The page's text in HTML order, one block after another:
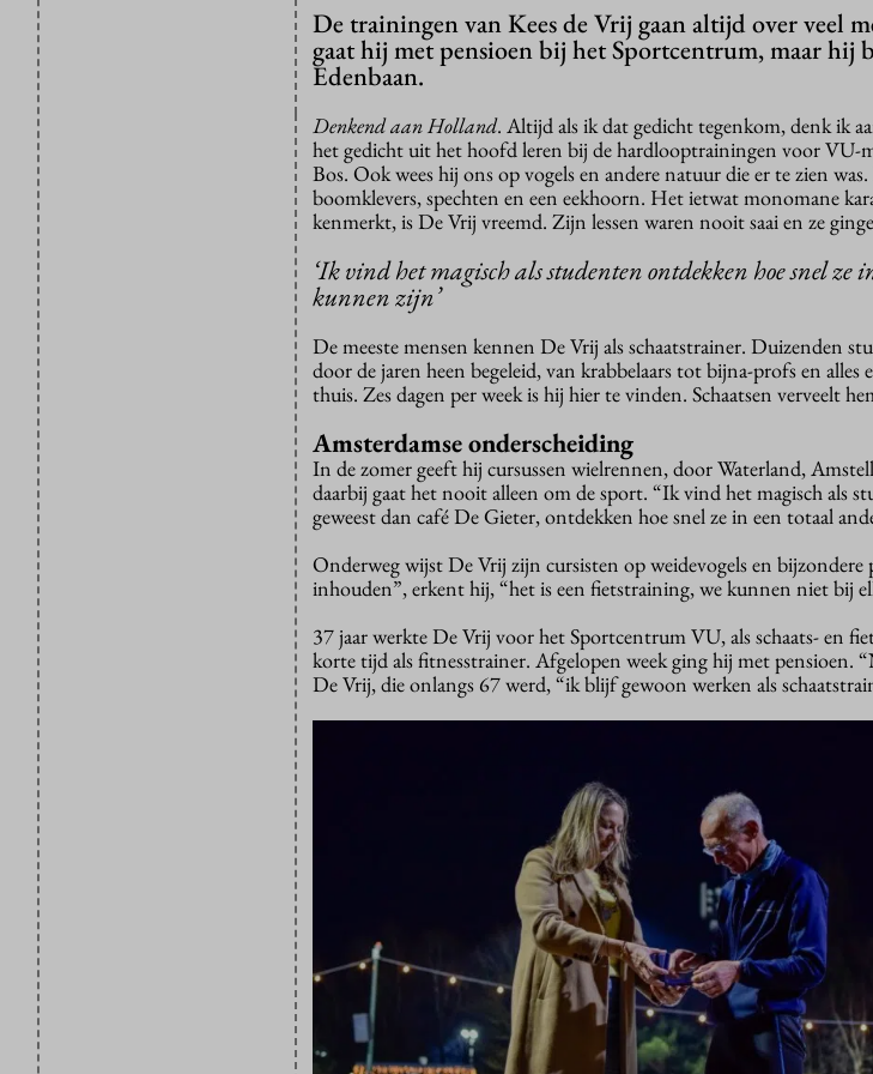
De trainingen van Kees de Vrij gaan altijd over veel
gaat hij met pensioen bij het Sportcentrum, maar hij
Edenbaan.
Denkend aan Holland. Altijd als ik dat gedicht tegenkom, denk ik
het gedicht uit het hoofd leren bij de hardlooptrainingen voor VU-
Bos. Ook wees hij ons op vogels en andere natuur die er te zien
boomklevers, spechten en een eekhoorn. Het ietwat monomane
kenmerkt, is De Vrij vreemd. Zijn lessen waren nooit saai en ze
‘Ik vind het magisch als studenten ontdekken hoe snel
kunnen zijn’
De meeste mensen kennen De Vrij als schaatstrainer. Duizenden
door de jaren heen begeleid, van krabbelaars tot bijna-profs en alles
thuis. Zes dagen per week is hij hier te vinden. Schaatsen verveelt
Amsterdamse onderscheiding
In de zomer geeft hij cursussen wielrennen, door Waterland,
daarbij gaat het nooit alleen om de sport. “Ik vind het magisch als
geweest dan café De Gieter, ontdekken hoe snel ze in een totaal
Onderweg wijst De Vrij zijn cursisten op weidevogels en bijzondere
inhouden”, erkent hij, “het is een fietstraining, we kunnen niet bij
37 jaar werkte De Vrij voor het Sportcentrum VU, als schaats- en
korte tijd als fitnesstrainer. Afgelopen week ging hij met pensioen.
De Vrij, die onlangs 67 werd, “ik blijf gewoon werken als